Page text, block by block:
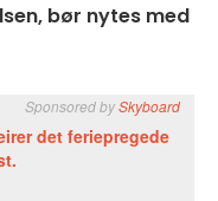
bør nytes med